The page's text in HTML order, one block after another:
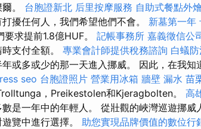
。 台胞證新北 后里按摩服務 自助式餐點外燴
擾任何人，我們希望他們不會。 新墓第一年
求提前1.8億HUF。 記帳事務所 嘉義徵信公
支付全額。 專業會計師提供稅務諮詢 白蟻
或多或少的那一天進入挪威。 因此，在我
seo 台胞證照片 營業用冰箱 牆壁 漏水 苗
，Preikestolen和Kjeragbolten。 高
是一年中的年輕人。 從壯觀的峽灣巡遊挪威
覽中進行選擇。 助您實現品牌價值的數位行